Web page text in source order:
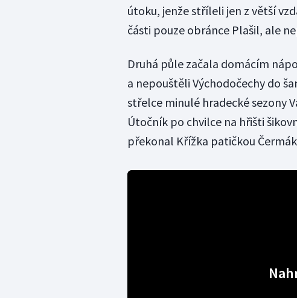
útoku, jenže stříleli jen z větší
části pouze obránce Plašil, ale
Druhá půle začala domácím
a nepouštěli Východočechy do
střelce minulé hradecké sezony
Útočník po chvilce na hřišti
překonal Křížka patičkou